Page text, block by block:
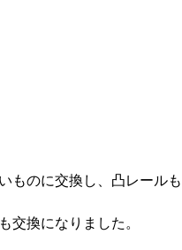
ものに交換し、凸レールも
交換になりました。